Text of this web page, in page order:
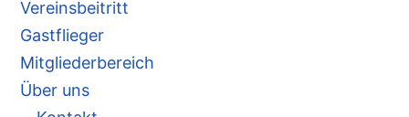
Vereinsbeitritt
Gastflieger
Mitgliederbereich
Über uns